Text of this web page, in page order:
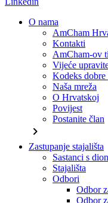
O nama
AmCham
Kontakti
AmCham-ov
Vijeće
Kodeks dobre
Naša mreža
O Hrvatskoj
Povijest
Postanite član
chevron_right
Zastupanje stajališta
Sastanci s
Stajališta
Odbori
Odbor
Odbor